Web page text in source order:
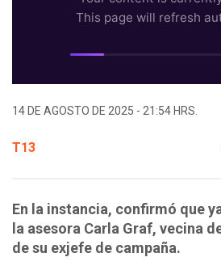
14 DE AGOSTO DE 2025 - 21:54 HRS.
T13
En la instancia, confirmó que
la asesora Carla Graf, vecina
de su exjefe de campaña.